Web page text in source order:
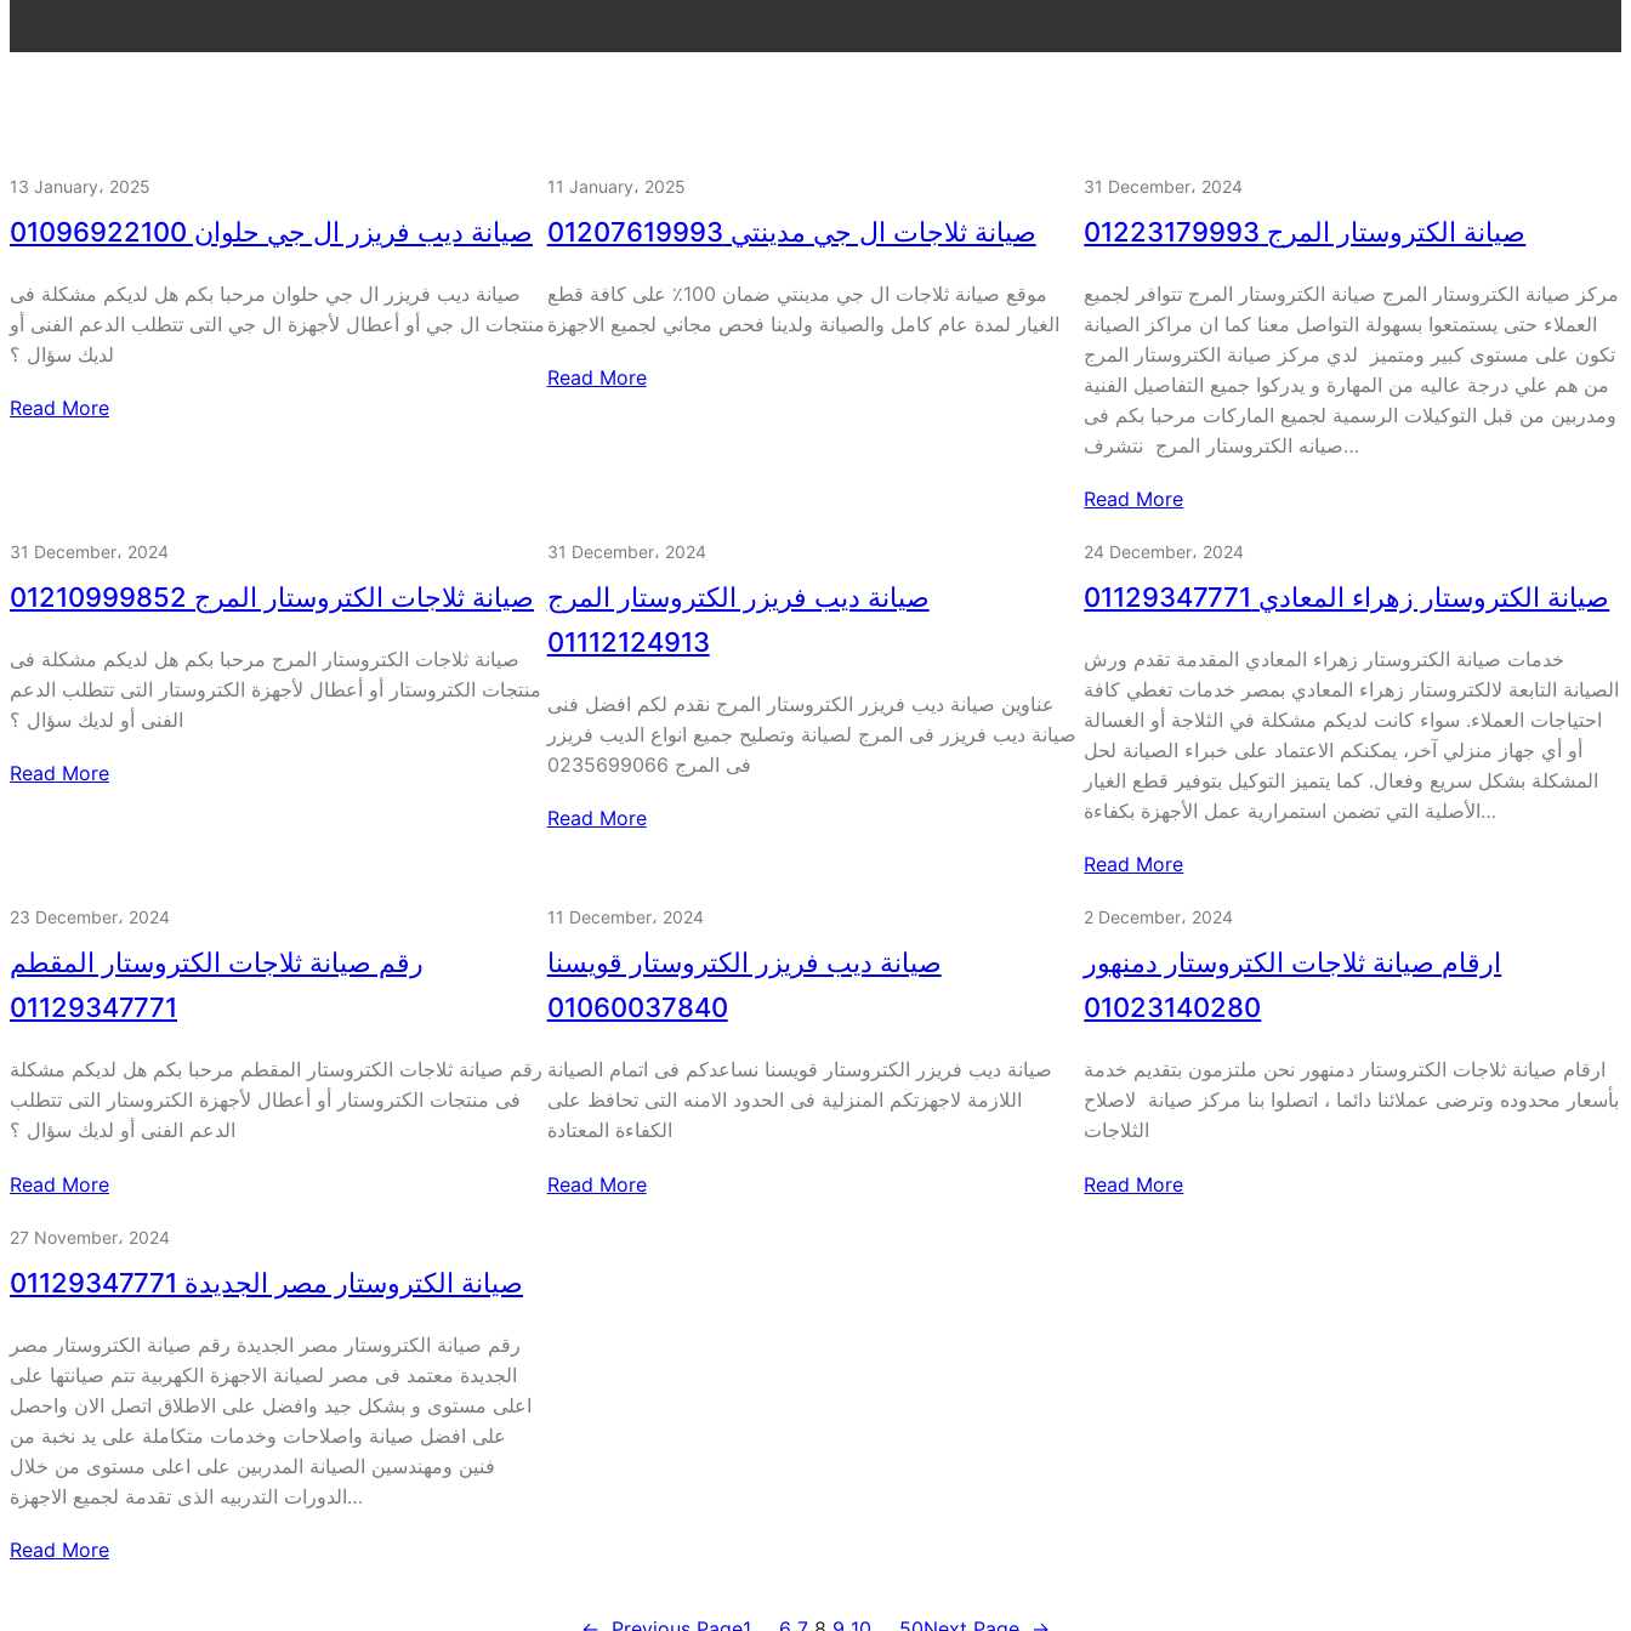
13 January، 2025
صيانة ديب فريزر ال جي حلوان 01096922100
صيانة ديب فريزر ال جي حلوان مرحبا بكم هل لديكم مشكلة فى
منتجات ال جي أو أعطال لأجهزة ال جي التى تتطلب الدعم الفنى أو
لديك سؤال ؟
Read More
11 January، 2025
صيانة ثلاجات ال جي مدينتي 01207619993
موقع صيانة ثلاجات ال جي مدينتي ضمان 100٪ على كافة قطع
الغيار لمدة عام كامل والصيانة ولدينا فحص مجاني لجميع الاجهزة
Read More
31 December، 2024
صيانة الكتروستار المرج 01223179993
مركز صيانة الكتروستار المرج صيانة الكتروستار المرج تتوافر لجميع
العملاء حتى يستمتعوا بسهولة التواصل معنا كما ان مراكز الصيانة
تكون على مستوى كبير ومتميز لدي مركز صيانة الكتروستار المرج
من هم علي درجة عاليه من المهارة و يدركوا جميع التفاصيل الفنية
ومدربين من قبل التوكيلات الرسمية لجميع الماركات مرحبا بكم فى
صيانه الكتروستار المرج نتشرف…
Read More
31 December، 2024
صيانة ثلاجات الكتروستار المرج 01210999852
صيانة ثلاجات الكتروستار المرج مرحبا بكم هل لديكم مشكلة فى
منتجات الكتروستار أو أعطال لأجهزة الكتروستار التى تتطلب الدعم
الفنى أو لديك سؤال ؟
Read More
31 December، 2024
صيانة ديب فريزر الكتروستار المرج
01112124913
عناوين صيانة ديب فريزر الكتروستار المرج نقدم لكم افضل فنى
صيانة ديب فريزر فى المرج لصيانة وتصليح جميع انواع الديب فريزر
فى المرج 0235699066
Read More
24 December، 2024
صيانة الكتروستار زهراء المعادي 01129347771
خدمات صيانة الكتروستار زهراء المعادي المقدمة تقدم ورش
الصيانة التابعة لالكتروستار زهراء المعادي بمصر خدمات تغطي كافة
احتياجات العملاء. سواء كانت لديكم مشكلة في الثلاجة أو الغسالة
أو أي جهاز منزلي آخر، يمكنكم الاعتماد على خبراء الصيانة لحل
المشكلة بشكل سريع وفعال. كما يتميز التوكيل بتوفير قطع الغيار
الأصلية التي تضمن استمرارية عمل الأجهزة بكفاءة…
Read More
23 December، 2024
رقم صيانة ثلاجات الكتروستار المقطم
01129347771
رقم صيانة ثلاجات الكتروستار المقطم مرحبا بكم هل لديكم مشكلة
فى منتجات الكتروستار أو أعطال لأجهزة الكتروستار التى تتطلب
الدعم الفنى أو لديك سؤال ؟
Read More
11 December، 2024
صيانة ديب فريزر الكتروستار قويسنا
01060037840
صيانة ديب فريزر الكتروستار قويسنا نساعدكم فى اتمام الصيانة
اللازمة لاجهزتكم المنزلية فى الحدود الامنه التى تحافظ على
الكفاءة المعتادة
Read More
2 December، 2024
ارقام صيانة ثلاجات الكتروستار دمنهور
01023140280
ارقام صيانة ثلاجات الكتروستار دمنهور نحن ملتزمون بتقديم خدمة
بأسعار محدوده وترضى عملائنا دائما ، اتصلوا بنا مركز صيانة ‏ لاصلاح
الثلاجات
Read More
27 November، 2024
صيانة الكتروستار مصر الجديدة 01129347771
رقم صيانة الكتروستار مصر الجديدة رقم صيانة الكتروستار مصر
الجديدة معتمد فى مصر لصيانة الاجهزة الكهربية تتم صيانتها على
اعلى مستوى و بشكل جيد وافضل على الاطلاق اتصل الان واحصل
على افضل صيانة واصلاحات وخدمات متكاملة على يد نخبة من
فنين ومهندسين الصيانة المدربين على اعلى مستوى من خلال
الدورات التدربيه الذى تقدمة لجميع الاجهزة…
Read More